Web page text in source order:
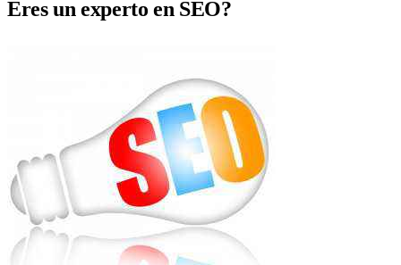
Eres un experto en SEO?